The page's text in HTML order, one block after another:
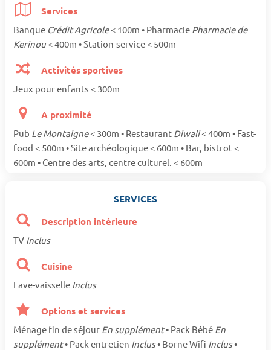
Services
Banque Crédit Agricole< 100m • Pharmacie Pharmacie de
Kerinou< 400m • Station-service < 500m
Activités sportives
Jeux pour enfants < 300m
A proximité
Pub Le Montaigne< 300m • Restaurant Diwali< 400m • Fast-
food < 500m • Site archéologique < 600m • Bar, bistrot <
600m • Centre des arts, centre culturel. < 600m
SERVICES
Description intérieure
TV Inclus
Cuisine
Lave-vaisselle Inclus
Options et services
Ménage fin de séjour En supplément• Pack Bébé En
supplément• Pack entretien Inclus• Borne Wifi Inclus•